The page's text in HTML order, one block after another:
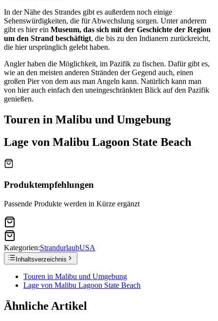
In der Nähe des Strandes gibt es außerdem noch einige
Sehenswürdigkeiten, die für Abwechslung sorgen. Unter anderem
gibt es hier ein Museum, das sich mit der Geschichte der Region
um den Strand beschäftigt, die bis zu den Indianern zurückreicht,
die hier ursprünglich gelebt haben.
Angler haben die Möglichkeit, im Pazifik zu fischen. Dafür gibt es,
wie an den meisten anderen Stränden der Gegend auch, einen
großen Pier von dem aus man Angeln kann. Natürlich kann man
von hier auch einfach den uneingeschränkten Blick auf den Pazifik
genießen.
Touren in Malibu und Umgebung
Lage von Malibu Lagoon State Beach
Produktempfehlungen
Passende Produkte werden in Kürze ergänzt
Kategorien:StrandurlaubUSA
Inhaltsverzeichnis
Touren in Malibu und Umgebung
Lage von Malibu Lagoon State Beach
Ähnliche Artikel